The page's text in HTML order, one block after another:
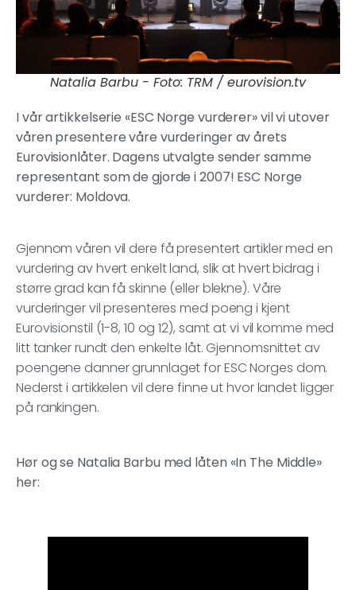
Natalia Barbu - Foto: TRM / eurovision.tv
I vår artikkelserie «ESC Norge vurderer» vil vi utover
våren presentere våre vurderinger av årets
Eurovisionlåter. Dagens utvalgte sender samme
representant som de gjorde i 2007! ESC Norge
vurderer: Moldova.
Gjennom våren vil dere få presentert artikler med en
vurdering av hvert enkelt land, slik at hvert bidrag i
større grad kan få skinne (eller blekne). Våre
vurderinger vil presenteres med poeng i kjent
Eurovisionstil (1-8, 10 og 12), samt at vi vil komme med
litt tanker rundt den enkelte låt. Gjennomsnittet av
poengene danner grunnlaget for ESC Norges dom.
Nederst i artikkelen vil dere finne ut hvor landet ligger
på rankingen.
Hør og se Natalia Barbu med låten «In The Middle»
her: